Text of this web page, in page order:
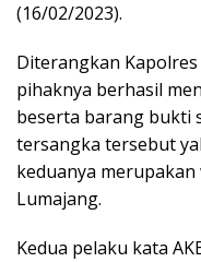
(16/02/2023).
Diterangkan
pihaknya berhasil
beserta barang bukti
tersangka tersebut
keduanya
Lumajang.
Kedua pelaku kata